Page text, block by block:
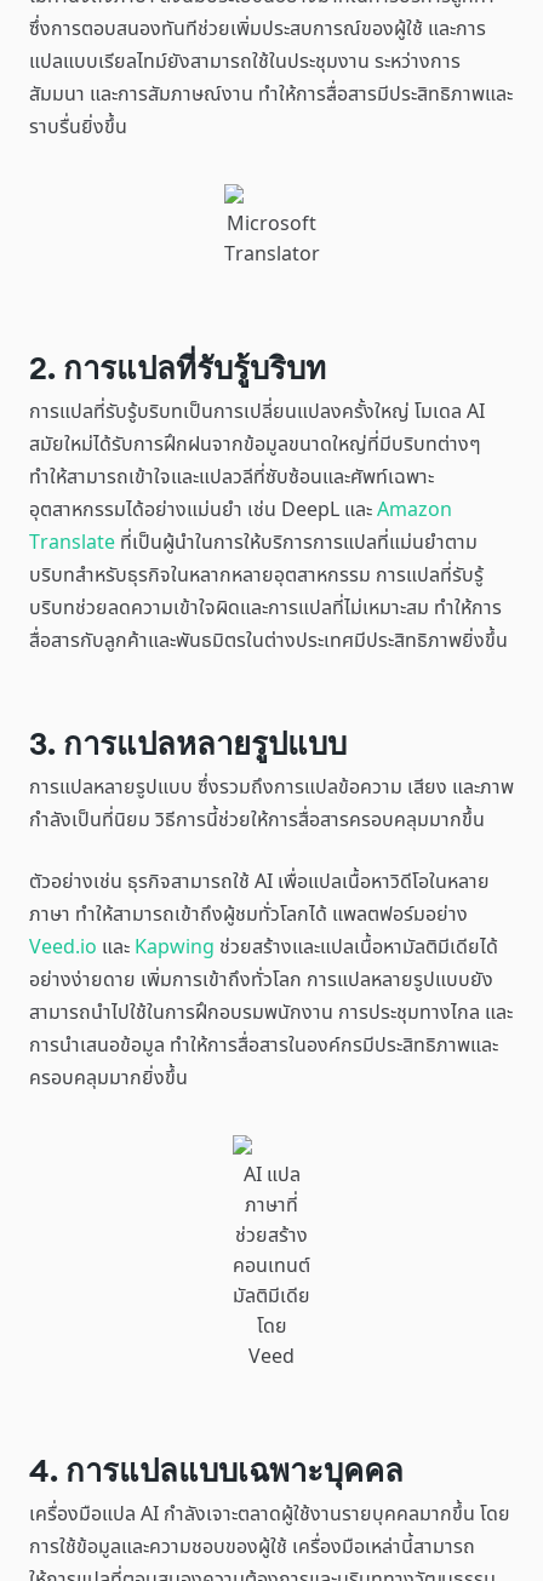
ซึ่งการตอบสนองทันทีช่วยเพิ่มประสบการณ์ของผู้ใช้ และการ
แปลแบบเรียลไทม์ยังสามารถใช้ในประชุมงาน ระหว่างการ
สัมมนา และการสัมภาษณ์งาน ทำให้การสื่อสารมีประสิทธิภาพและ
ราบรื่นยิ่งขึ้น
Microsoft
Translator
2. การแปลที่รับรู้บริบท
การแปลที่รับรู้บริบทเป็นการเปลี่ยนแปลงครั้งใหญ่ โมเดล AI
สมัยใหม่ได้รับการฝึกฝนจากข้อมูลขนาดใหญ่ที่มีบริบทต่างๆ
ทำให้สามารถเข้าใจและแปลวลีที่ซับซ้อนและศัพท์เฉพาะ
อุตสาหกรรมได้อย่างแม่นยำ เช่น DeepL และAmazon
Translate ที่เป็นผู้นำในการให้บริการการแปลที่แม่นยำตาม
บริบทสำหรับธุรกิจในหลากหลายอุตสาหกรรม การแปลที่รับรู้
บริบทช่วยลดความเข้าใจผิดและการแปลที่ไม่เหมาะสม ทำให้การ
สื่อสารกับลูกค้าและพันธมิตรในต่างประเทศมีประสิทธิภาพยิ่งขึ้น
3. การแปลหลายรูปแบบ
การแปลหลายรูปแบบ ซึ่งรวมถึงการแปลข้อความ เสียง และภาพ
กำลังเป็นที่นิยม วิธีการนี้ช่วยให้การสื่อสารครอบคลุมมากขึ้น
ตัวอย่างเช่น ธุรกิจสามารถใช้ AI เพื่อแปลเนื้อหาวิดีโอในหลาย
ภาษา ทำให้สามารถเข้าถึงผู้ชมทั่วโลกได้ แพลตฟอร์มอย่าง
Veed.io และ Kapwing ช่วยสร้างและแปลเนื้อหามัลติมีเดียได้
อย่างง่ายดาย เพิ่มการเข้าถึงทั่วโลก การแปลหลายรูปแบบยัง
สามารถนำไปใช้ในการฝึกอบรมพนักงาน การประชุมทางไกล และ
การนำเสนอข้อมูล ทำให้การสื่อสารในองค์กรมีประสิทธิภาพและ
ครอบคลุมมากยิ่งขึ้น
AI แปล
ภาษาที่
ช่วยสร้าง
คอนเทนต์
มัลติมีเดีย
โดย
Veed
4. การแปลแบบเฉพาะบุคคล
เครื่องมือแปล AI กำลังเจาะตลาดผู้ใช้งานรายบุคคลมากขึ้น โดย
การใช้ข้อมูลและความชอบของผู้ใช้ เครื่องมือเหล่านี้สามารถ